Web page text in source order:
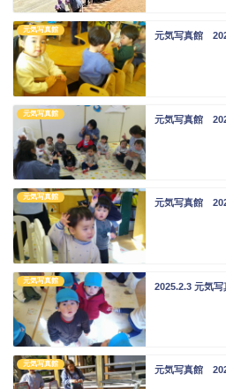
元気写真館
元気写真館
元気写真館
元気写真館
元気写真館
元気写真館
元気写真館
2025.2.3 元気写
元気写真館
元気写真館